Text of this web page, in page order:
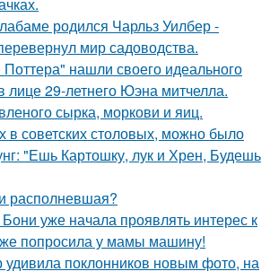
родился Чарльз Уилбер -
мир садоводства.
нашли своего идеального
лице 29-летнего Юэна митчелла.
сырка, моркови и яиц.
в советских столовых, можно было
"Ешь Картошку, лук и Хрен, Будешь
располневшая?
уже начала проявлять интерес к
попросила у мамы машину!
удивила поклонников новым фото, на